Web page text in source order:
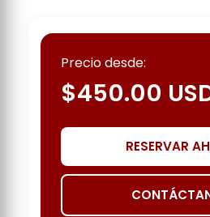
Precio desde:
$450.00
RESERVAR